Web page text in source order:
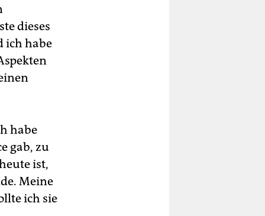
dieses
ich habe
habe
gab, zu
ist,
Meine
ich sie